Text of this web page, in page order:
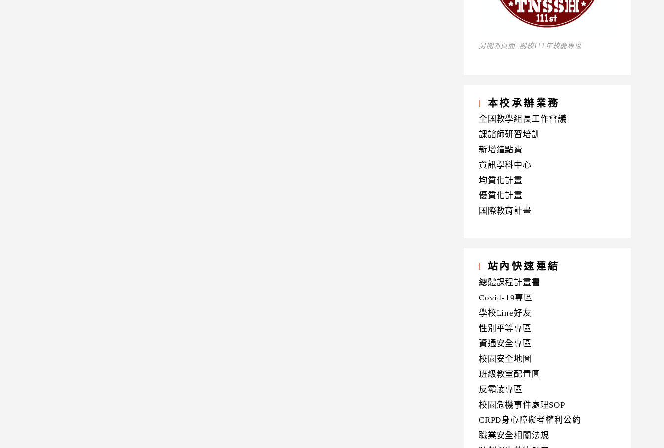
另開新頁面_創校111年校慶專區
本校承辦業務
全國教學組長工作會議
課諮師研習培訓
新增鐘點費
資訊學科中心
均質化計畫
優質化計畫
國際教育計畫
站內快速連結
總體課程計畫書
Covid-19專區
學校Line好友
性別平等專區
資通安全專區
校園安全地圖
班級教室配置圖
反霸凌專區
校園危機事件處理SOP
CRPD身心障礙者權利公約
職業安全相關法規